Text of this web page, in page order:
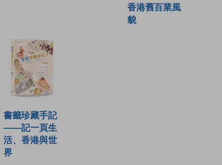
香港舊百業風
貌
書籤珍藏手記
——記一頁生
活、香港與世
界